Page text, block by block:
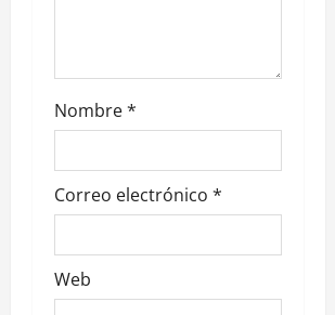
Nombre*
Correo electrónico *
Web